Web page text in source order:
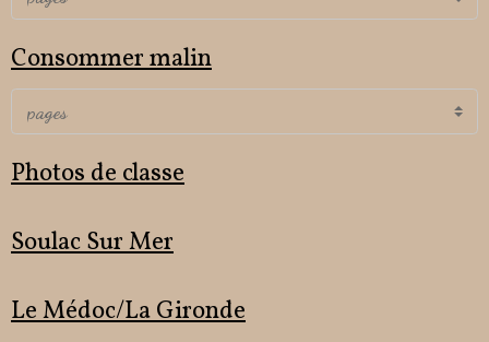
Consommer malin
Photos de classe
Soulac Sur Mer
Le Médoc/La Gironde